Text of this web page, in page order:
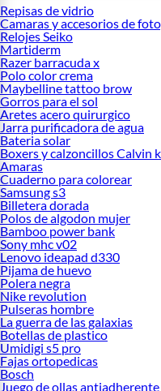
Repisas de vidrio
Camaras y accesorios de
Relojes Seiko
Martiderm
Razer barracuda x
Polo color crema
Maybelline tattoo brow
Gorros para el sol
Aretes acero quirurgico
Jarra purificadora de agua
Bateria solar
Boxers y calzoncillos Calvin
Amaras
Cuaderno para colorear
Samsung s3
Billetera dorada
Polos de algodon mujer
Bamboo power bank
Sony mhc v02
Lenovo ideapad d330
Pijama de huevo
Polera negra
Nike revolution
Pulseras hombre
La guerra de las galaxias
Botellas de plastico
Umidigi s5 pro
Fajas ortopedicas
Bosch
Juego de ollas antiadherente